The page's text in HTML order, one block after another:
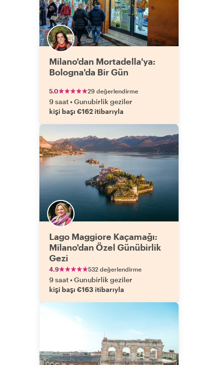
Milano'dan Mortadella'ya:
Bologna'da Bir Gün
5.0 29 değerlendirme
9 saat•Gunubirlik geziler
kişi başı €162 itibarıyla
Lago Maggiore Kaçamağı:
Milano'dan Özel Günübirlik
Gezi
4.9 532 değerlendirme
9 saat•Gunubirlik geziler
kişi başı €163 itibarıyla